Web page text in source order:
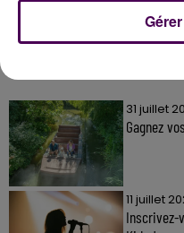
31 juillet
Gagnez
11 juillet
Inscrivez-